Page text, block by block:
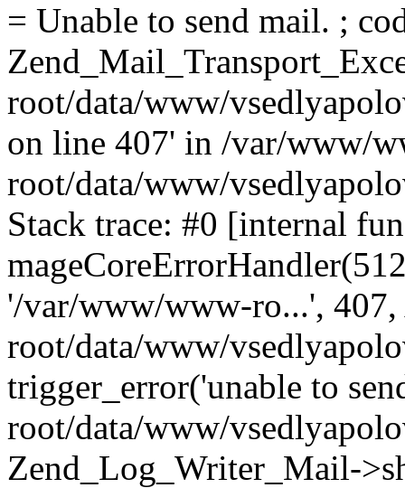
= Unable to send mail. ;
root/data/www/
on line 407' in /var/www/
root/data/www/
Stack trace: #0 [internal
'/var/www/www-ro...',
root/data/www/
trigger_error('unable to
root/data/www/
Zend_Log_Writer_Mail-